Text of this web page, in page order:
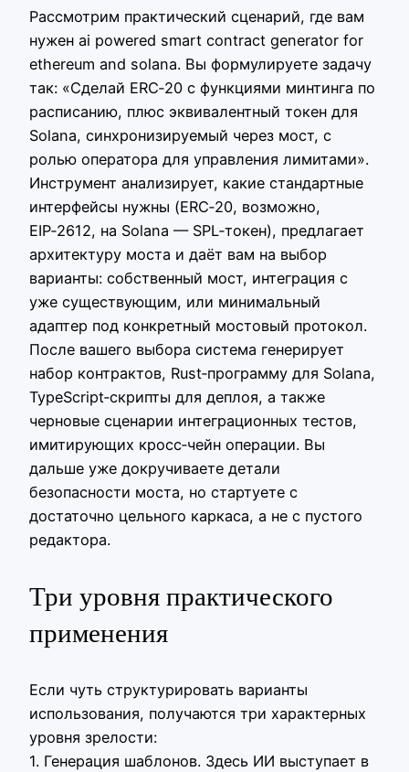
Рассмотрим практический сценарий, где вам
нужен ai powered smart contract generator for
ethereum and solana. Вы формулируете задачу
так: «Сделай ERC‑20 с функциями минтинга по
расписанию, плюс эквивалентный токен для
Solana, синхронизируемый через мост, с
ролью оператора для управления лимитами».
Инструмент анализирует, какие стандартные
интерфейсы нужны (ERC‑20, возможно,
EIP‑2612, на Solana — SPL‑токен), предлагает
архитектуру моста и даёт вам на выбор
варианты: собственный мост, интеграция с
уже существующим, или минимальный
адаптер под конкретный мостовый протокол.
После вашего выбора система генерирует
набор контрактов, Rust‑программу для Solana,
TypeScript‑скрипты для деплоя, а также
черновые сценарии интеграционных тестов,
имитирующих кросс‑чейн операции. Вы
дальше уже докручиваете детали
безопасности моста, но стартуете с
достаточно цельного каркаса, а не с пустого
редактора.
Три уровня практического
применения
Если чуть структурировать варианты
использования, получаются три характерных
уровня зрелости:
1. Генерация шаблонов. Здесь ИИ выступает в